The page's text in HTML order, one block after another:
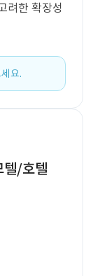
려한 확장성
요.
텔/호텔